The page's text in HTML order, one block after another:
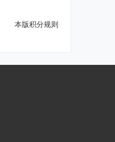
本版积分规则